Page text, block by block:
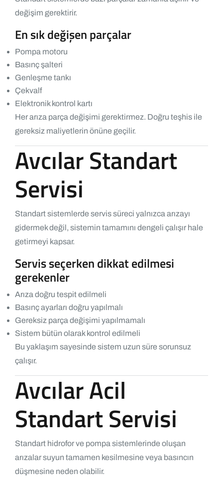
değişim gerektirir.
En sık değişen parçalar
Pompa motoru
Basınç şalteri
Genleşme tankı
Çekvalf
Elektronik kontrol kartı
Her arıza parça değişimi gerektirmez. Doğru teşhis ile
gereksiz maliyetlerin önüne geçilir.
Avcılar Standart
Servisi
Standart sistemlerde servis süreci yalnızca arızayı
gidermek değil, sistemin tamamını dengeli çalışır hale
getirmeyi kapsar.
Servis seçerken dikkat edilmesi
gerekenler
Arıza doğru tespit edilmeli
Basınç ayarları doğru yapılmalı
Gereksiz parça değişimi yapılmamalı
Sistem bütün olarak kontrol edilmeli
Bu yaklaşım sayesinde sistem uzun süre sorunsuz
çalışır.
Avcılar Acil
Standart Servisi
Standart hidrofor ve pompa sistemlerinde oluşan
arızalar suyun tamamen kesilmesine veya basıncın
düşmesine neden olabilir.